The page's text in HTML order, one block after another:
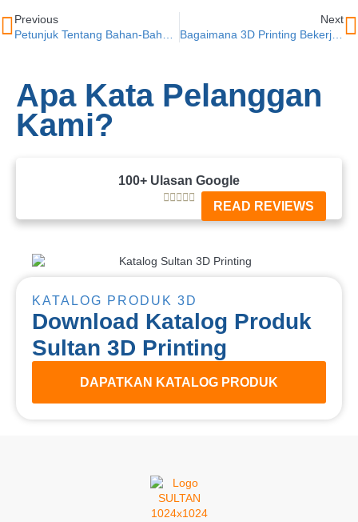
Previous
Next
Bagaimana 3D Printing Bekerja?
Apa Kata Pelanggan
Kami?
100+ Ulasan Google

READ REVIEWS
KATALOG PRODUK 3D
Download Katalog Produk
Sultan 3D Printing
DAPATKAN KATALOG PRODUK